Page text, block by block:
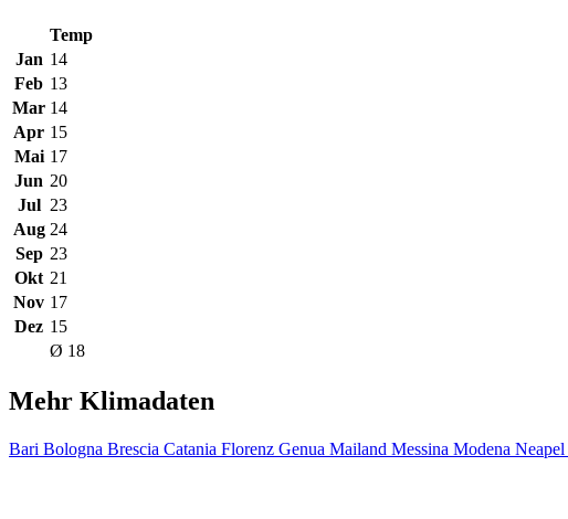
Temp
Jan 14
Feb 13
Mar 14
Apr 15
Mai 17
Jun 20
Jul 23
Aug 24
Sep 23
Okt 21
Nov 17
Dez 15
Ø 18
Mehr Klimadaten
Bari Bologna Brescia Catania Florenz Genua Mailand Messina Modena Neapel